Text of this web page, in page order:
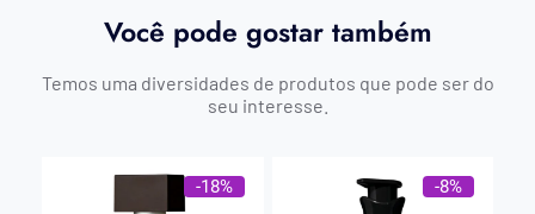
Você pode gostar também
Temos uma diversidades de produtos que pode ser do
seu interesse.
-18% -8%